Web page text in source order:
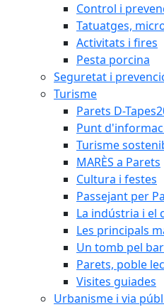
Control i
Tatuatges,
Activitats i fires
Pesta porcina
Seguretat i
Turisme
Parets D-
Punt
Turisme
MARÈS a Parets
Cultura i festes
Passejant per
La indústria i el
Les principals
Un tomb pel
Parets, poble
Visites guiades
Urbanisme i via